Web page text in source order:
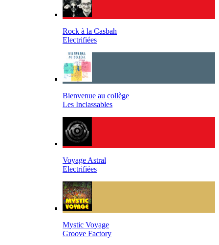
Rock à la Casbah
Electrifiées
Bienvenue au collège
Les Inclassables
Voyage Astral
Electrifiées
Mystic Voyage
Groove Factory